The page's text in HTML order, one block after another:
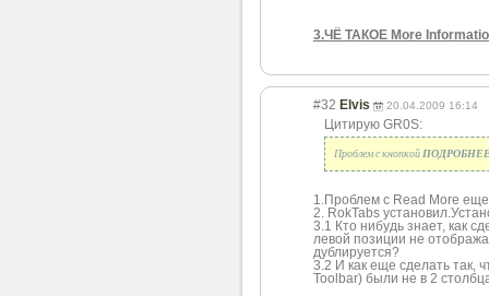
3.ЧЁ ТАКОЕ More
#32 Elvis 20.04.2009 16:14
Цитирую GR0S:
Проблем с кнопкой
1.Проблем с Read More еще
2. RokTabs
3.1 Кто нибудь знает, как
левой позиции не
дублируется?
3.2 И как еще сделать так,
Toolbar) были не в 2